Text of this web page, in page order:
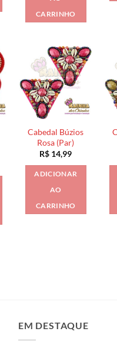
CARRINHO
Cabedal Búzios
Rosa (Par)
R$ 14,99
ADICIONAR
AO
CARRINHO
EM DESTAQUE